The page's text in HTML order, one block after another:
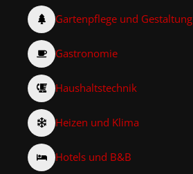
Gartenpflege und Gestaltung
Gastronomie
Haushaltstechnik
Heizen und Klima
Hotels und B&B